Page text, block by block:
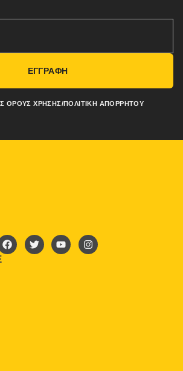
ΌΡΟΥΣ ΧΡΉΣΗΣ/ΠΟΛΙΤΙΚΉ ΑΠΟΡΡΉΤΟΥ
ΕΓΓΡΑΦΗ